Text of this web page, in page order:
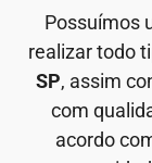
Possuímos
realizar todo
SP, assim
com
acordo